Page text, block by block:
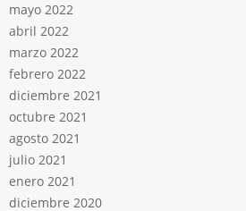
mayo 2022
abril 2022
marzo 2022
febrero 2022
diciembre 2021
octubre 2021
agosto 2021
julio 2021
enero 2021
diciembre 2020